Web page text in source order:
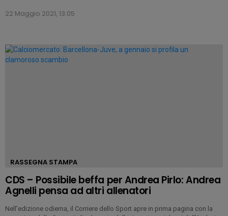
22 Maggio 2021, 13:05
RASSEGNA STAMPA
CDS – Possibile beffa per Andrea Pirlo: Andrea
Agnelli pensa ad altri allenatori
Nell’edizione odierna, il Corriere dello Sport apre in prima pagina con la